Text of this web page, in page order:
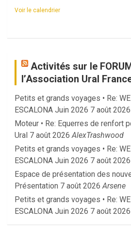
Voir le calendrier
Activités sur le
l’Association Ural
Petits et grands voyages • Re:
ESCALONA Juin 2026 7 août 2026
Moteur • Re: Equerres de renfort
Ural 7 août 2026 AlexTrashwood
Petits et grands voyages • Re:
ESCALONA Juin 2026 7 août 2026
Espace de présentation des
Présentation 7 août 2026 Arsene
Petits et grands voyages • Re:
ESCALONA Juin 2026 7 août 2026